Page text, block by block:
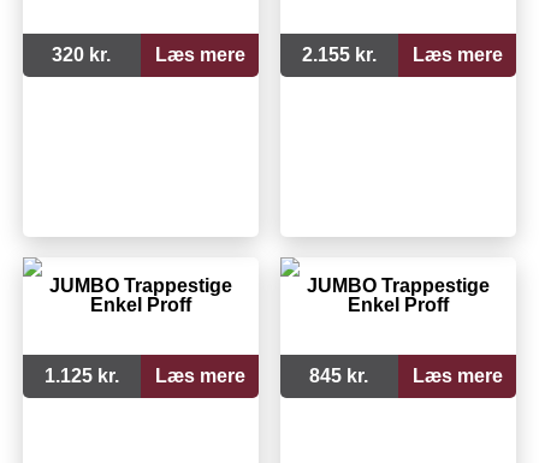
320 kr. Læs mere 2.155 kr. Læs mere
JUMBO Trappestige
Enkel Proff
1.125 kr. Læs mere
JUMBO Trappestige
Enkel Proff
845 kr. Læs mere